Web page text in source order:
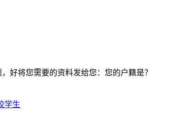
好将您需要的资料发给您：您的户籍是？
学生